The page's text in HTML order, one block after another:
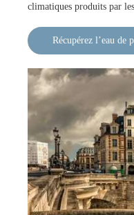
climatiques produits par
Récupérez l’eau de